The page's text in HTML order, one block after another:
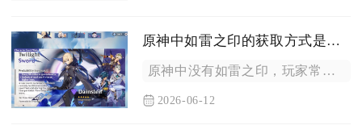
原神中如雷之印的获取方式是什么
原神中没有如雷之印，玩家常说的是雷之印，它主要通过稻妻区域开...
2026-06-12